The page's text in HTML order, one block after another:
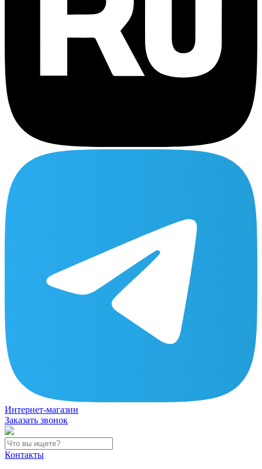
Интернет-магазин
Заказать звонок
Контакты